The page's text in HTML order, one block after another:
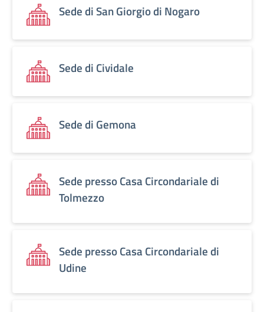
Sede di San Giorgio di Nogaro
Sede di Cividale
Sede di Gemona
Sede presso Casa Circondariale di
Tolmezzo
Sede presso Casa Circondariale di
Udine